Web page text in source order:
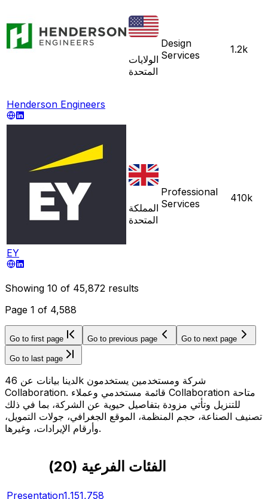
Henderson Engineers
الولايات
المتحدة
Design
Services
1.2k
EY
المملكة
المتحدة
Professional
Services
410k
Showing 10 of 45,872 results
Page 1 of 4,588
Go to first page Go to previous page Go to next page
Go to last page
لدينا بيانات عن 46k شركة ومستخدمين يستخدمون
Collaboration. قائمة مستخدمي وعملاء Collaboration متاحة
للتنزيل وتأتي مزودة بتفاصيل حيوية عن الشركة، بما في ذلك
تصنيف الصناعة، حجم المنظمة، الموقع الجغرافي، جولات التمويل،
وأرقام الإيرادات، وغيرها.
الفئات الفرعية (
20
)
Presentation1,151,758